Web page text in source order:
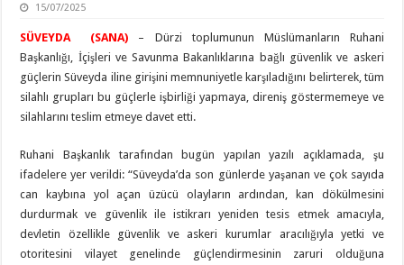
15/07/2025
SÜVEYDA (SANA)
– Dürzi toplumunun Müslümanların Ruhani
Başkanlığı, İçişleri ve Savunma Bakanlıklarına bağlı güvenlik ve askeri
güçlerin Süveyda iline girişini memnuniyetle karşıladığını belirterek, tüm
silahlı grupları bu güçlerle işbirliği yapmaya, direniş göstermemeye ve
silahlarını teslim etmeye davet etti.
Ruhani Başkanlık tarafından bugün yapılan yazılı açıklamada, şu
ifadelere yer verildi: “Süveyda’da son günlerde yaşanan ve çok sayıda
can kaybına yol açan üzücü olayların ardından, kan dökülmesini
durdurmak ve güvenlik ile istikrarı yeniden tesis etmek amacıyla,
devletin özellikle güvenlik ve askeri kurumlar aracılığıyla yetki ve
otoritesini vilayet genelinde güçlendirmesinin zaruri olduğuna